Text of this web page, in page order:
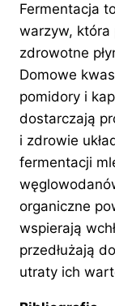
Fermentacja
warzyw, która
zdrowotne
Domowe
pomidory i
dostarczają
i zdrowie
fermentacji
organiczne
wspierają
przedłużają
utraty ich